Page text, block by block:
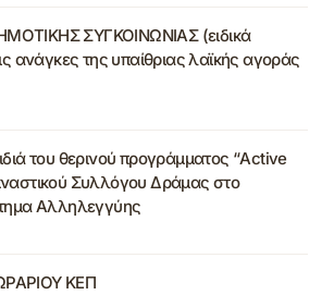
ΣΥΓΚΟΙΝΩΝΙΑΣ (ειδικά
ανάγκες της υπαίθριας λαϊκής αγοράς
του θερινού προγράμματος “Active
Συλλόγου Δράμας στο
Αλληλεγγύης
ΚΕΠ